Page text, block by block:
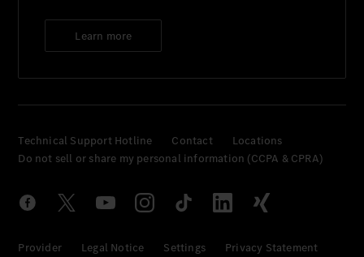
Learn more
Technical Support Hotline Contact
Locations
Do not sell or share my personal information (CCPA & CPRA)
Provider Legal Notice Settings
Privacy Statement